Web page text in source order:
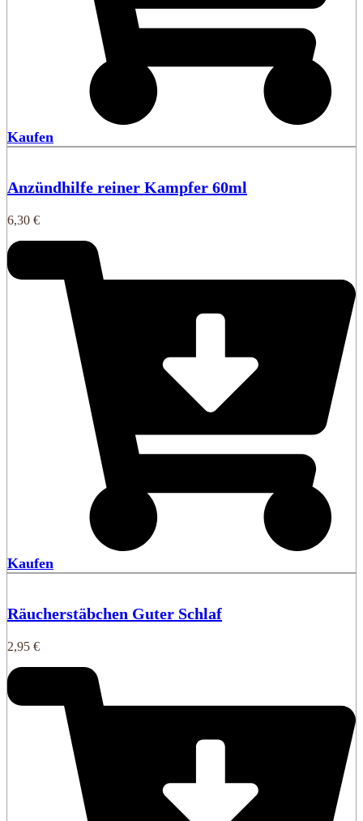
Kaufen
Anzündhilfe reiner Kampfer 60ml
6,30 €
Kaufen
Räucherstäbchen Guter Schlaf
2,95 €